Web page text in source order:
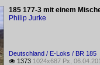
185 177-3 mit einem
Philip Jurke
Deutschland / E-Loks / BR 185
 1373 1024x687 Px,